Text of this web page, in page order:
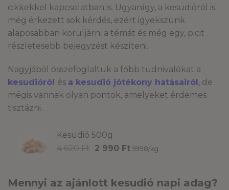
cikkekkel kapcsolatban is. Ugyanígy, a kesudióról is
még érkezett sok kérdés, ezért igyekszünk
alaposabban körüljárni a témát és még egy, picit
részletesebb bejegyzést készíteni.
Nagyjából összefoglaltuk a főbb tudnivalókat a
kesudióról és a kesudió jótékony hatásairól, de
mégis vannak olyan pontok, amelyeket érdemes
tisztázni.
Kesudió 500g
4 620Ft Original
4
2 990 FtCurrent
2
5998/kg
Mennyi az ajánlott kesudió napi adag?